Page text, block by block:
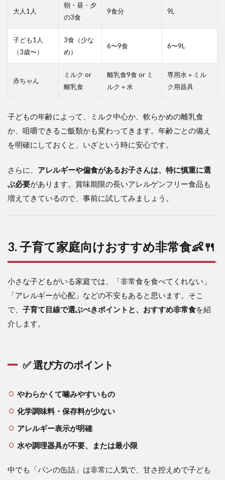
大人1人
朝・昼・夕
の3食
9食分 9L
子ども1人
（3歳〜）
3食（少な
め）
6〜9食 6〜9L
赤ちゃん
ミルク or
離乳食
離乳食9食 or ミ
ルク＋水
専用水＋ミル
ク用器具
子どもの年齢によって、ミルク中心か、軟らかめの離乳食
か、咀嚼できるご飯類かも変わってきます。年齢ごとの備え
を明確にしておくと、いざという時に安心です。
さらに、 アレルギーや偏食があるお子さんは、特に慎重に選
ぶ必要があります。賞味期限の長いアレルゲンフリー食品も
増えてきているので、事前に試してみましょう。
3. 子育て家庭向けおすすめ非常食👶🍴
小さな子どもがいる家庭では、「非常食を食べてくれない」
「アレルギーが心配」などの不安もあると思います。そこ
で、 子育て目線で選ぶべきポイントと、おすすめ非常食を紹
介します。
✅ 選び方のポイント
やわらかくて噛みやすいもの
化学調味料・保存料が少ない
アレルギー表示が明確
水や調理器具が不要、または最小限
中でも「パンの缶詰」は非常に人気で、甘さ控えめで子ども